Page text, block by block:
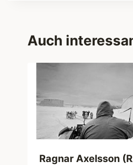
Auch
Ragnar Axelsson